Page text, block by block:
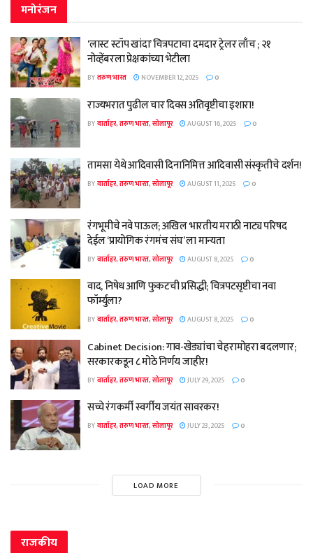
मनोरंजन
‘लास्ट स्टॉप खांदा’ चित्रपटाचा दमदार ट्रेलर लाँच ; २१
नोव्हेंबरला प्रेक्षकांच्या भेटीला
BYतरुण भारत NOVEMBER 12, 2025 0
राज्यभरात पुढील चार दिवस अतिवृष्टीचा इशारा!
BYवार्ताहर, तरुण भारत, सोलापूर AUGUST 16, 2025 0
तामसा येथे आदिवासी दिनानिमित्त आदिवासी संस्कृतीचे दर्शन!
BYवार्ताहर, तरुण भारत, सोलापूर AUGUST 11, 2025 0
रंगभूमीचे नवे पाऊल; अखिल भारतीय मराठी नाट्य परिषद
देईल ‘प्रायोगिक रंगमंच संघ’ ला मान्यता
BYवार्ताहर, तरुण भारत, सोलापूर AUGUST 8, 2025 0
वाद, निषेध आणि फुकटची प्रसिद्धी; चित्रपटसृष्टीचा नवा
फॉर्म्युला?
BYवार्ताहर, तरुण भारत, सोलापूर AUGUST 8, 2025 0
Cabinet Decision: गाव-खेड्यांचा चेहरामोहरा बदलणार;
सरकारकडून ८ मोठे निर्णय जाहीर!
BYवार्ताहर, तरुण भारत, सोलापूर JULY 29, 2025 0
सच्चे रंगकर्मी स्वर्गीय जयंत सावरकर!
BYवार्ताहर, तरुण भारत, सोलापूर JULY 23, 2025 0
LOAD MORE
राजकीय